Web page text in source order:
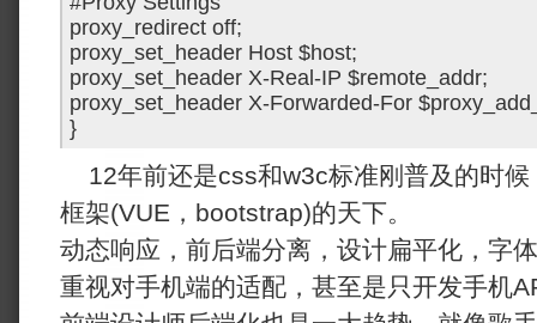
proxy_redirect off;
proxy_set_header Host $host;
proxy_set_header X-Real-IP $remote_addr;
proxy_set_header X-Forwarded-For
}
12年前还是css和w3c标准刚普及的时
框架(VUE，bootstrap)的天下。
动态响应，前后端分离，设计扁平化，字
重视对手机端的适配，甚至是只开发手机